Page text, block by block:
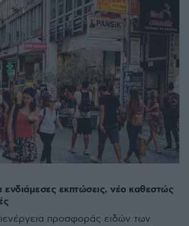
ενδιάμεσες εκπτώσεις, νέο καθεστώς
προσφοράς ειδών των